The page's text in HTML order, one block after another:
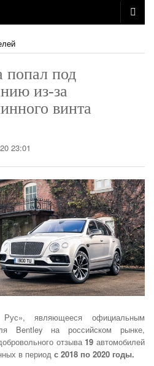
попал под
из-за
винта
23:01
являющееся официальным
Bentley на российском рынке,
отзыва 19 автомобилей
в период с 2018 по 2020 годы.